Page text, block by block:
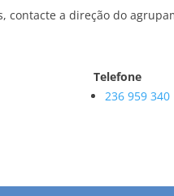
a direção do
Telefone
236 959 340